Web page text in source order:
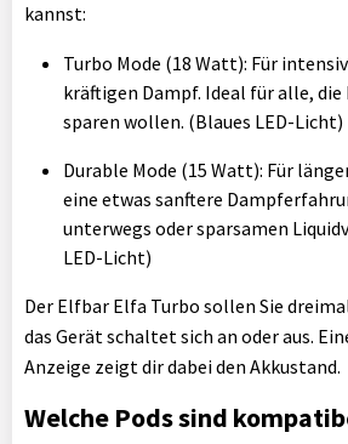
kannst:
Turbo Mode (18 Watt): Für
kräftigen Dampf. Ideal für alle,
sparen wollen. (Blaues LED-Licht)
Durable Mode (15 Watt): Für
eine etwas sanftere
unterwegs oder sparsamen
LED-Licht)
Der Elfbar Elfa Turbo sollen Sie
das Gerät schaltet sich an oder aus.
Anzeige zeigt dir dabei den Akkustand.
Welche Pods sind